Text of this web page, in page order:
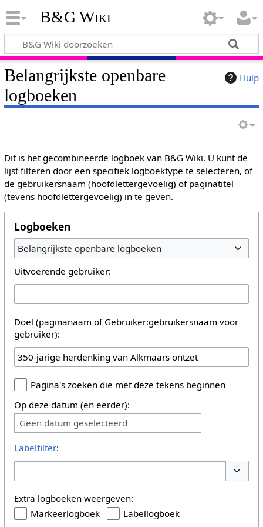
B&G Wiki
Hulp
Belangrijkste openbare
logboeken
Dit is het gecombineerde logboek van B&G Wiki. U kunt de
lijst filteren door een specifiek logboektype te selecteren, of
de gebruikersnaam (hoofdlettergevoelig) of paginatitel
(tevens hoofdlettergevoelig) in te geven.
Logboeken
Belangrijkste openbare logboeken
Uitvoerende gebruiker:
Doel (paginanaam of Gebruiker:gebruikersnaam voor
gebruiker):
Pagina's zoeken die met deze tekens beginnen
Op deze datum (en eerder):
Geen datum geselecteerd
Labelfilter:
Extra logboeken weergeven:
Markeerlogboek
Labellogboek